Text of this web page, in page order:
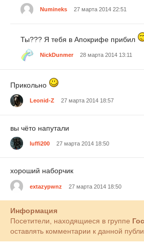
Numineks 27 марта 2014 22:51
Ты??? Я тебя в Апокрифе прибил
NickDunmer 28 марта 2014 13:11
Прикольно
Leonid-Z 27 марта 2014 18:57
вы чёто напутали
luffi200 27 марта 2014 18:50
хороший наборчик
extazypwnz 27 марта 2014 18:50
Информация
Посетители, находящиеся в группе
оставлять комментарии к данной